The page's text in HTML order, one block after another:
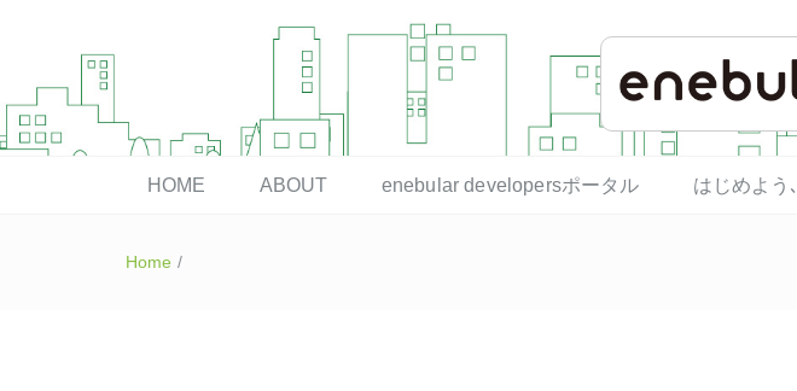
enebular 公式 技術ブログ
HOME ABOUT enebular developersポータル はじめよう
Home /